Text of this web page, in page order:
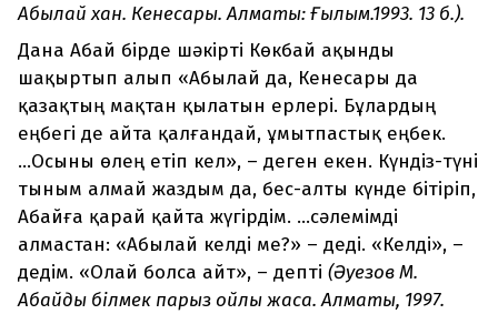
Абылай хан. Кенесары. Алматы: Ғылым.1993. 13 б.).
Дана Абай бірде шәкірті Көкбай ақынды
шақыртып алып «Абылай да, Кенесары да
қазақтың мақтан қылатын ерлері. Бұлардың
еңбегі де айта қалғандай, ұмытпастық еңбек.
...Осыны өлең етіп кел», – деген екен. Күндіз-түні
тыным алмай жаздым да, бес-алты күнде бітіріп,
Абайға қарай қайта жүгірдім. ...сәлемімді
алмастан: «Абылай келді ме?» – деді. «Келді», –
дедім. «Олай болса айт», – депті (Әуезов М.
Абайды білмек парыз ойлы жасқа. Алматы, 1997.